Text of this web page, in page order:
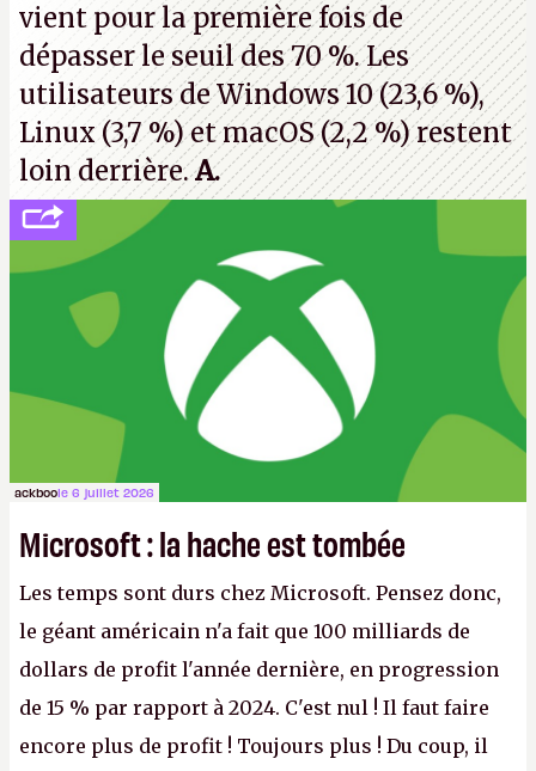
vient pour la première fois de
dépasser le seuil des 70 %. Les
utilisateurs de Windows 10 (23,6 %),
Linux (3,7 %) et macOS (2,2 %) restent
loin derrière.A.
ackboole 6 juillet 2026
Microsoft : la hache est tombée
Les temps sont durs chez Microsoft. Pensez donc,
le géant américain n'a fait que 100 milliards de
dollars de profit l'année dernière, en progression
de 15 % par rapport à 2024. C'est nul ! Il faut faire
encore plus de profit ! Toujours plus ! Du coup, il